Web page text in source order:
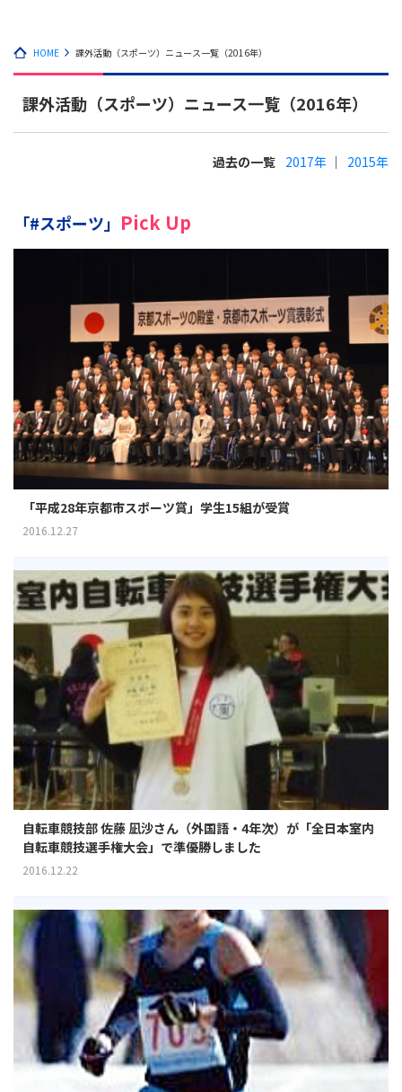
HOME 課外活動（スポーツ）ニュース一覧（2016年）
課外活動（スポーツ）ニュース一覧（2016年）
過去の一覧 2017年 2015年
「#スポーツ」 Pick Up
「平成28年京都市スポーツ賞」学生15組が受賞
2016.12.27
自転車競技部 佐藤 凪沙さん（外国語・4年次）が「全日本室内
自転車競技選手権大会」で準優勝しました
2016.12.22